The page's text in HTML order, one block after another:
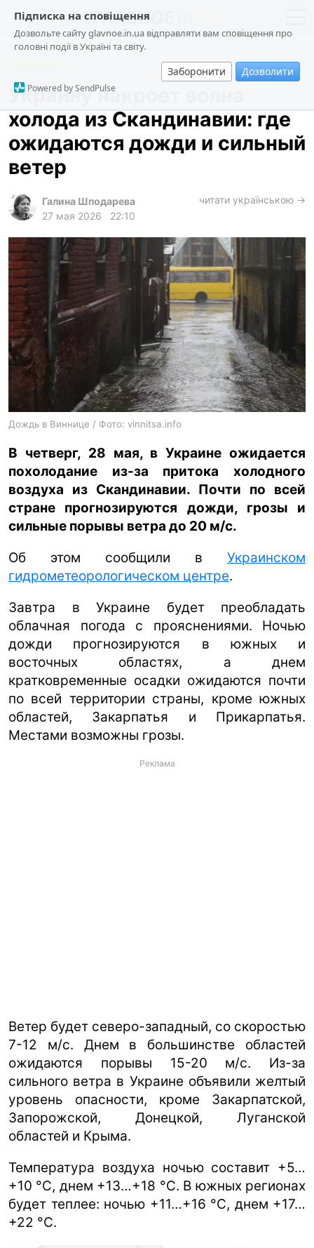
Підписка на сповіщення
Дозвольте сайту glavnoe.in.ua відправляти вам сповіщення про
головні події в Україні та світу.
Заборонити Дозволити
Powered by SendPulse
новости
о проекте
общество
происшествия
криминал
харьков
архив
gambling
ua
Общество
Украину накроет волна
холода из Скандинавии: где
ожидаются дожди и сильный
ветер
Галина Шподарева
27 мая 2026
22:10
читати українською →
Дождь в Виннице / Фото: vinnitsa.info
В четверг, 28 мая, в Украине ожидается
похолодание из-за притока холодного
воздуха из Скандинавии. Почти по всей
стране прогнозируются дожди, грозы и
сильные порывы ветра до 20 м/с.
Об этом сообщили в Украинском
гидрометеорологическом центре.
Завтра в Украине будет преобладать
облачная погода с прояснениями. Ночью
дожди прогнозируются в южных и
восточных областях, а днем
кратковременные осадки ожидаются почти
по всей территории страны, кроме южных
областей, Закарпатья и Прикарпатья.
Местами возможны грозы.
Реклама
Ветер будет северо-западный, со скоростью
7-12 м/с. Днем в большинстве областей
ожидаются порывы 15-20 м/с. Из-за
сильного ветра в Украине объявили желтый
уровень опасности, кроме Закарпатской,
Запорожской, Донецкой, Луганской
областей и Крыма.
Температура воздуха ночью составит +5…
+10 °C, днем +13…+18 °C. В южных регионах
будет теплее: ночью +11…+16 °C, днем +17…
+22 °C.